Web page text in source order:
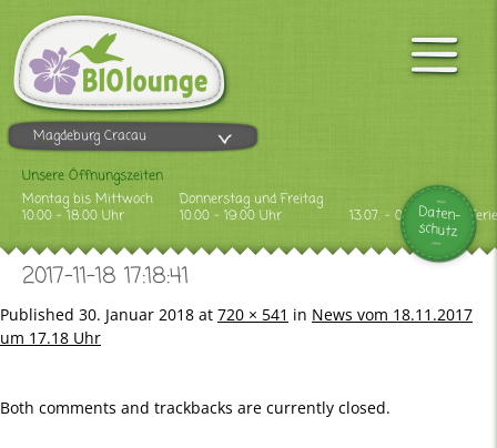
Magdeburg Cracau
Unsere Öffnungszeiten
Montag bis Mittwoch
10.00 - 18.00 Uhr
Donnerstag und Freitag
10.00 - 19.00 Uhr
13.07. - 09.08.2026
Daten-
schutz
2017-11-18 17:18:41
Published 30. Januar 2018 at 720 × 541 in News vom 18.11.2017
um 17.18 Uhr
Both comments and trackbacks are currently closed.